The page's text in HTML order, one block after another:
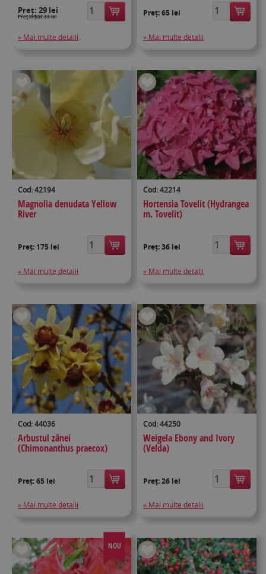
Preț: 29 lei
Preţ inițial: 33 lei
» Mai multe detalii
Preț:65 lei
» Mai multe detalii
Cod: 42194
Magnolia denudata Yellow
River
Preț: 175 lei
» Mai multe detalii
Cod: 42214
Hortensia Tovelit (Hydrangea
m. Tovelit)
Preț:36 lei
» Mai multe detalii
Cod: 44036
Arbustul zânei
(Chimonanthus praecox)
Preț:65 lei
» Mai multe detalii
Cod: 44250
Weigela Ebony and Ivory
(Velda)
Preț:26 lei
» Mai multe detalii
NOU